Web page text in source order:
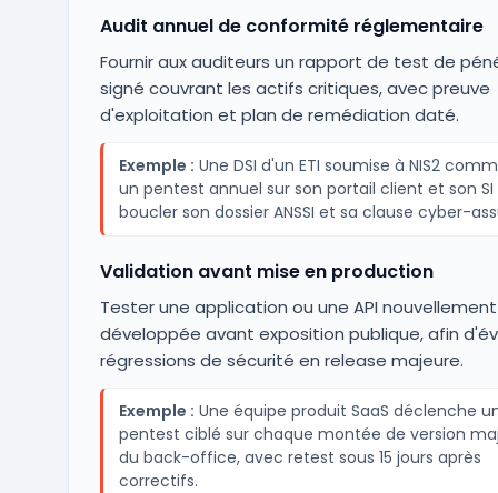
Audit annuel de conformité réglementaire
Fournir aux auditeurs un rapport de test de
signé couvrant les actifs critiques, avec preuve
d'exploitation et plan de remédiation daté.
Exemple : Une DSI d'un ETI soumise à NIS2
un pentest annuel sur son portail client et son SI
boucler son dossier ANSSI et sa clause cyber-
Validation avant mise en production
Tester une application ou une API nouvellement
développée avant exposition publique, afin
régressions de sécurité en release majeure.
Exemple : Une équipe produit SaaS déclenche
pentest ciblé sur chaque montée de version
du back-office, avec retest sous 15 jours après
correctifs.